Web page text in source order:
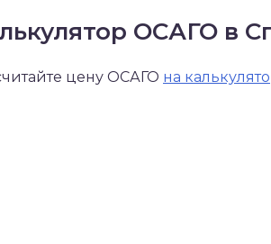
ОСАГО в
цену ОСАГО на